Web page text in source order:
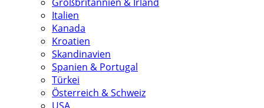
Italien
Kanada
Kroatien
Skandinavien
Spanien & Portugal
Türkei
Österreich & Schweiz